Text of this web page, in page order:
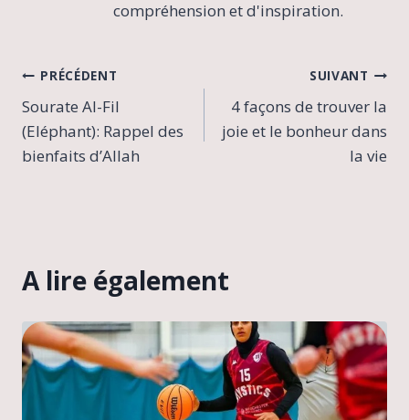
compréhension et d'inspiration.
Navigation
de
l’article
PRÉCÉDENT
Sourate Al-Fil
(Eléphant): Rappel des
bienfaits d’Allah
SUIVANT
4 façons de trouver la
joie et le bonheur dans
la vie
A lire également